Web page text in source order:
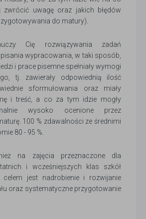
zwrócić uwagę oraz jakich błędów
do matury).
Cię rozwiązywania zadań
wypracowania, w taki sposób,
i prace pisemne spełniały wymogi
tj. zawierały odpowiednią ilość
sformułowania oraz miały
i treść, a co za tym idzie mogły
wysoko ocenione przez
100 % zdawalności ze średnimi
80 - 95 %.
na zajęcia przeznaczone dla
i wcześniejszych klas szkół
celem jest nadrobienie i rozwijanie
oraz systematyczne przygotowanie